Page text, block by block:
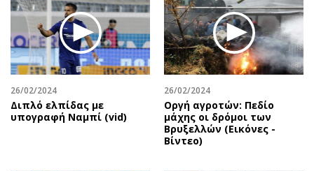
26/02/2024
Διπλό ελπίδας με
υπογραφή Ναμπί (vid)
26/02/2024
Οργή αγροτών: Πεδίο
μάχης οι δρόμοι των
Βρυξελλών (Εικόνες -
Βίντεο)